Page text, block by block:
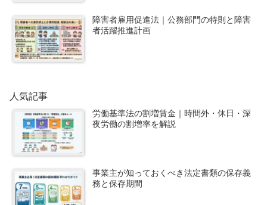
障害者雇用促進法｜公務部門の特則と障害
者活躍推進計画
人気記事
労働基準法の割増賃金｜時間外・休日・深
夜労働の割増率を解説
事業主が知っておくべき法定書類の保存義
務と保存期間